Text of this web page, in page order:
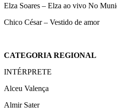
Elza Soares – Elza ao vivo No
Chico César – Vestido de amor
CATEGORIA REGIONAL
INTÉRPRETE
Alceu Valença
Almir Sater